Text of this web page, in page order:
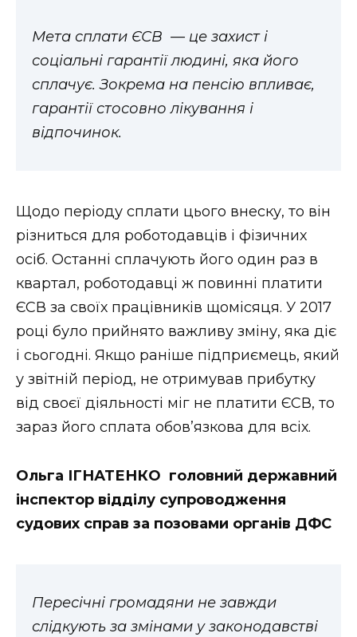
ФОТО
ВІДЕО
Мета сплати ЄСВ — це захист і
соціальні гарантії людині, яка його
сплачує. Зокрема на пенсію впливає,
гарантії стосовно лікування і
відпочинок.
Щодо періоду сплати цього внеску, то він
різниться для роботодавців і фізичних
осіб. Останні сплачують його один раз в
квартал, роботодавці ж повинні платити
ЄСВ за своїх працівників щомісяця. У 2017
році було прийнято важливу зміну, яка діє
і сьогодні. Якщо раніше підприємець, який
у звітній період, не отримував прибутку
від своєї діяльності міг не платити ЄСВ, то
зараз його сплата обов’язкова для всіх.
Ольга ІГНАТЕНКО головний державний
інспектор відділу супроводження
судових справ за позовами органів ДФС
Пересічні громадяни не завжди
слідкують за змінами у законодавстві